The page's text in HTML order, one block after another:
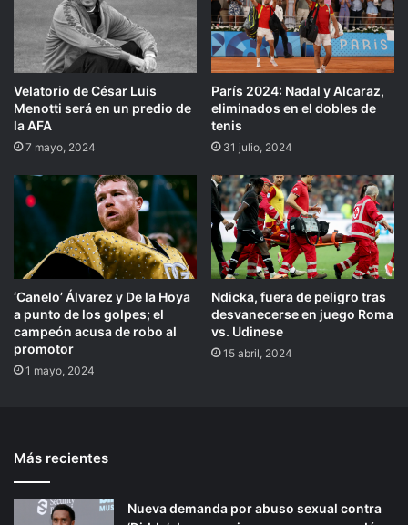
Velatorio de César Luis
Menotti será en un predio de
la AFA
7 mayo, 2024
París 2024: Nadal y Alcaraz,
eliminados en el dobles de
tenis
31 julio, 2024
‘Canelo’ Álvarez y De la Hoya
a punto de los golpes; el
campeón acusa de robo al
promotor
1 mayo, 2024
Ndicka, fuera de peligro tras
desvanecerse en juego Roma
vs. Udinese
15 abril, 2024
Más recientes
Nueva demanda por abuso sexual contra